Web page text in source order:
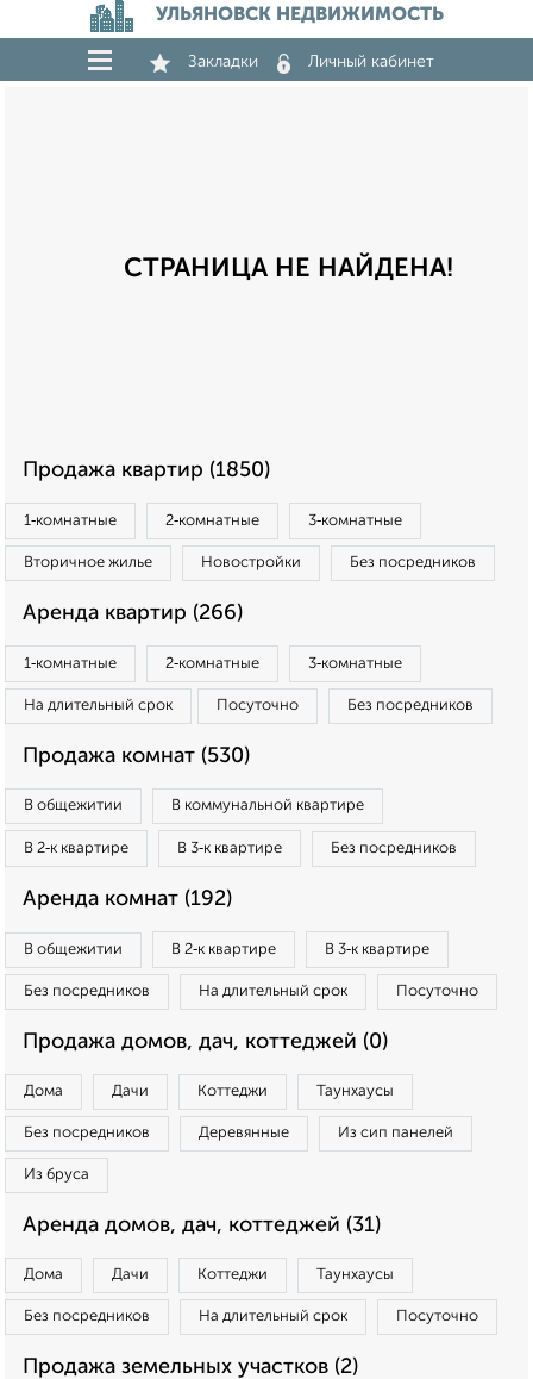
УЛЬЯНОВСК НЕДВИЖИМОСТЬ
Закладки Личный кабинет
СТРАНИЦА НЕ НАЙДЕНА!
Продажа квартир (1850)
1‑комнатные 2‑комнатные 3‑комнатные
Вторичное жилье Новостройки Без посредников
Аренда квартир (266)
1‑комнатные 2‑комнатные 3‑комнатные
На длительный срок Посуточно Без посредников
Продажа комнат (530)
В общежитии В коммунальной квартире
В 2‑к квартире В 3‑к квартире Без посредников
Аренда комнат (192)
В общежитии В 2‑к квартире В 3‑к квартире
Без посредников На длительный срок Посуточно
Продажа домов, дач, коттеджей (0)
Дома Дачи Коттеджи Таунхаусы
Без посредников Деревянные Из сип панелей
Из бруса
Аренда домов, дач, коттеджей (31)
Дома Дачи Коттеджи Таунхаусы
Без посредников На длительный срок Посуточно
Продажа земельных участков (2)